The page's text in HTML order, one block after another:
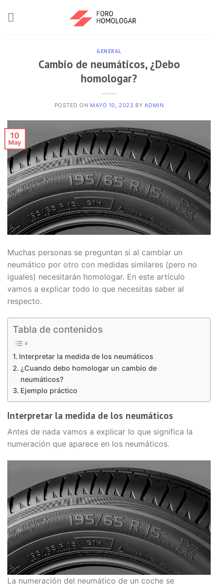
GENERAL
Cambio de neumáticos, ¿Debo
homologar?
POSTED ON MAYO 10, 2023 BY ADMIN
10
May
Muchas personas se preguntan si al cambiar un
neumático por otro con medidas similares (pero no
iguales) necesitarán homologar. En este artículo
vamos a explicar todo lo que necesitas saber al
respecto.
Tabla de contenidos
Interpretar la medida de los neumáticos
¿Cuando debo homologar un cambio de
neumáticos?
Ejemplo práctico
Interpretar la medida de los neumáticos
Antes de nada vamos a explicar lo que significa la
numeración que aparece en los neumáticos.
La numeración del neumático de un coche se